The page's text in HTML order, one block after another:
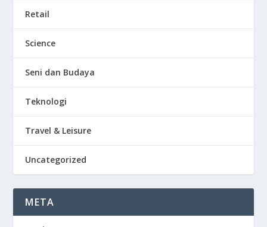
Retail
Science
Seni dan Budaya
Teknologi
Travel & Leisure
Uncategorized
META